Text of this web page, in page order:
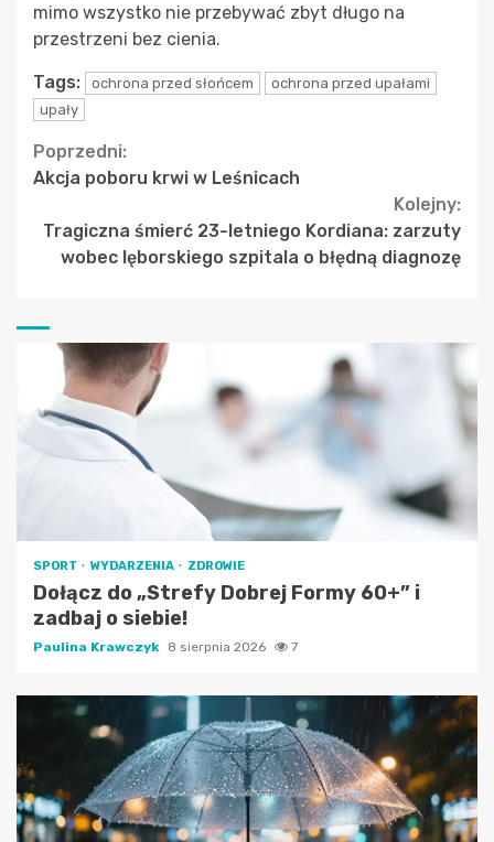
mimo wszystko nie przebywać zbyt długo na
przestrzeni bez cienia.
Tags: ochrona przed słońcem
ochrona przed upałami
upały
Continue
Poprzedni:
Akcja poboru krwi w Leśnicach
Kolejny:
Tragiczna śmierć 23-letniego Kordiana: zarzuty
wobec lęborskiego szpitala o błędną diagnozę
SPORT WYDARZENIA ZDROWIE
Dołącz do „Strefy Dobrej Formy 60+” i
zadbaj o siebie!
Paulina Krawczyk 8 sierpnia 2026 7